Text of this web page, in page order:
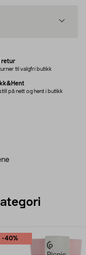
retur
til valgfri butikk
på nett og hent i butikk
-40%